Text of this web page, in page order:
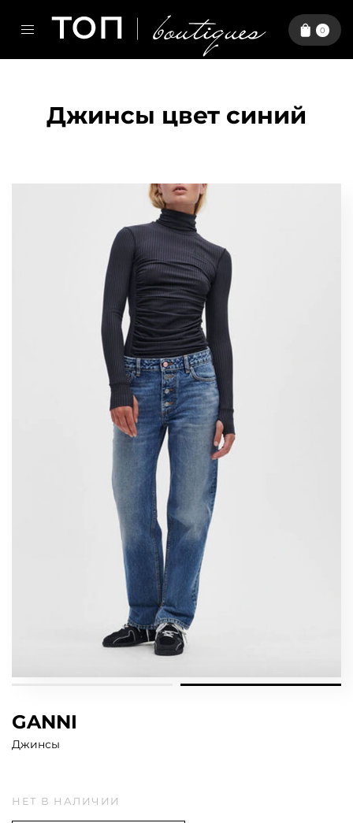
0
Джинсы цвет синий
GANNI
Джинсы
НЕТ В НАЛИЧИИ